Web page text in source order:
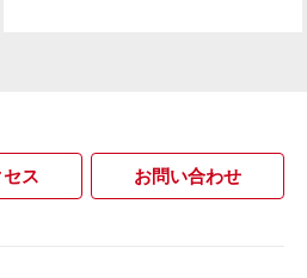
ス お問い合わせ